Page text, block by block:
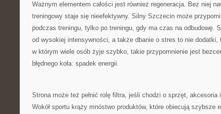
Ważnym elementem całości jest również regeneracja. Bez niej
treningowy staje się nieefektywny. Silny Szczecin może
podczas treningu, tylko po treningu, gdy ma czas na odbudowę.
od wysokiej intensywności, a także dbanie o stres to nie
w którym wiele osób żyje szybko, takie przypomnienie jest
błędnego koła: spadek energii.
Strona może też pełnić rolę filtra, jeśli chodzi o sprzęt, akcesoria i
Wokół sportu krąży mnóstwo produktów, które obiecują szybsze